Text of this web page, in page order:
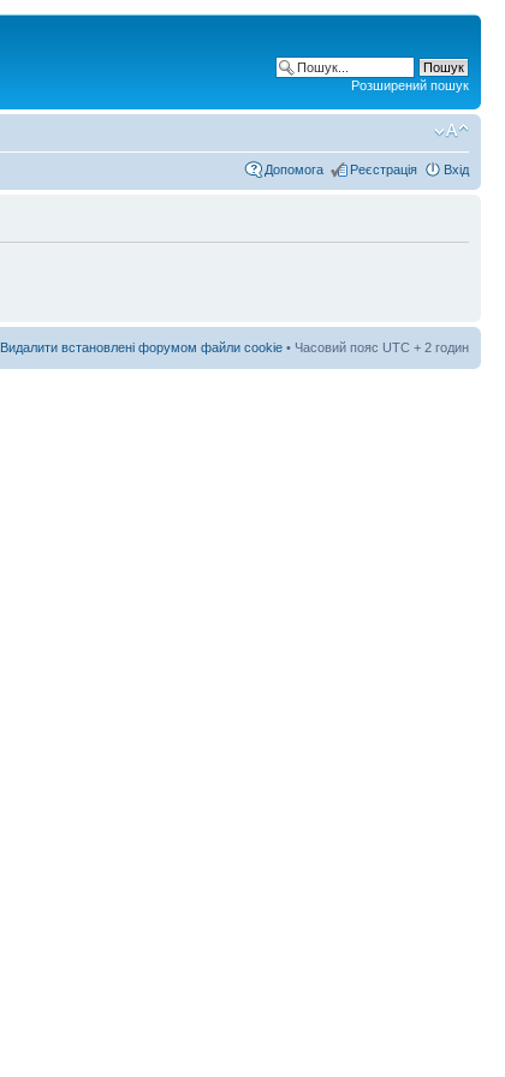
Розширений пошук
Допомога Реєстрація Вхід
Видалити встановлені форумом файли cookie • Часовий пояс UTC + 2 годин